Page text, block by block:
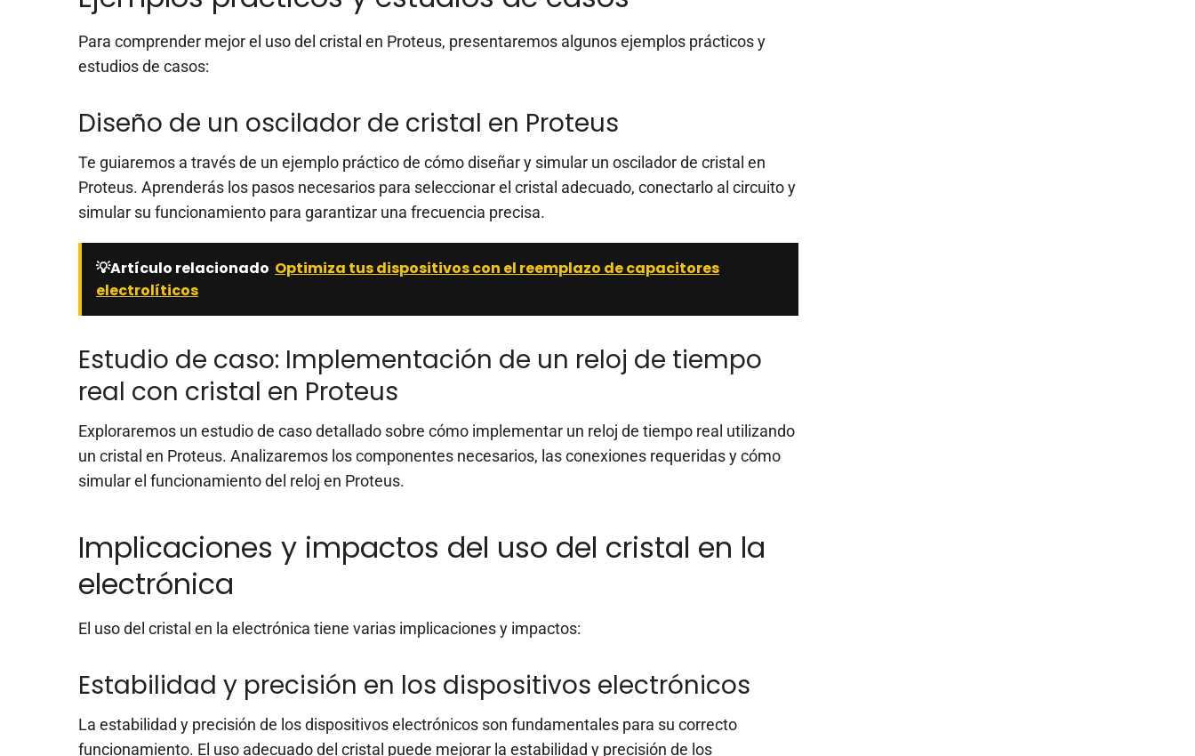
Para comprender mejor el uso del cristal en Proteus, presentaremos algunos ejemplos prácticos y
estudios de casos:
Diseño de un oscilador de cristal en Proteus
Te guiaremos a través de un ejemplo práctico de cómo diseñar y simular un oscilador de cristal en
Proteus. Aprenderás los pasos necesarios para seleccionar el cristal adecuado, conectarlo al circuito y
simular su funcionamiento para garantizar una frecuencia precisa.
💡Artículo relacionado Optimiza tus dispositivos con el reemplazo de capacitores
electrolíticos
Estudio de caso: Implementación de un reloj de tiempo
real con cristal en Proteus
Exploraremos un estudio de caso detallado sobre cómo implementar un reloj de tiempo real utilizando
un cristal en Proteus. Analizaremos los componentes necesarios, las conexiones requeridas y cómo
simular el funcionamiento del reloj en Proteus.
Implicaciones y impactos del uso del cristal en la
electrónica
El uso del cristal en la electrónica tiene varias implicaciones y impactos:
Estabilidad y precisión en los dispositivos electrónicos
La estabilidad y precisión de los dispositivos electrónicos son fundamentales para su correcto
funcionamiento. El uso adecuado del cristal puede mejorar la estabilidad y precisión de los